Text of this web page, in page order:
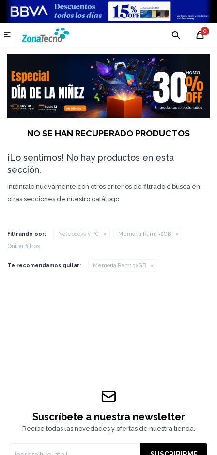
0

NO SE HAN RECUPERADO PRODUCTOS
¡Lo sentimos! No hay productos en esta
sección.
Inténtalo nuevamente con otros criterios de filtrado o busca en
otras secciones de nuestro catálogo.
Filtrando por: Notebooks y PC Memoria Ram: 32GB
Quitar filtros
Te recomendamos quitar: Memoria Ram: 32GB
Suscríbete a nuestra newsletter
Recibe todas las novedades y ofertas de nuestra tienda.